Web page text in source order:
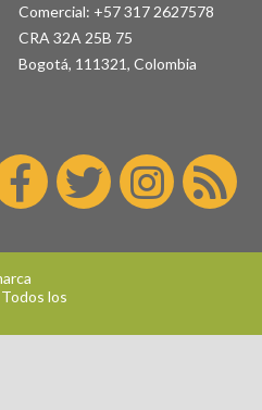
Comercial: +57 317 2627578
CRA 32A 25B 75
Bogotá, 111321, Colombia
Todos los